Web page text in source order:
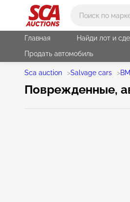
Главная Найди лот и
Продать автомобиль
Sca auction >Salvage cars >
Поврежденные,